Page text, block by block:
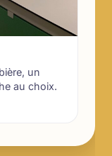
un
au choix.